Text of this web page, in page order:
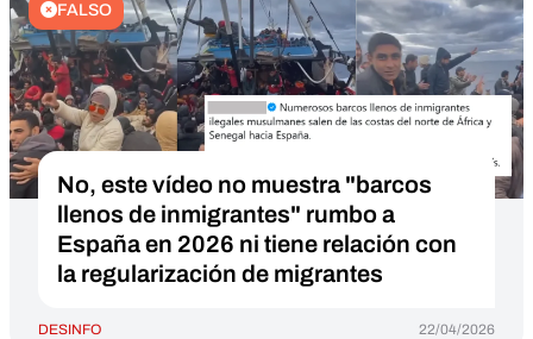
FALSO
No, este vídeo no muestra "barcos
llenos de inmigrantes" rumbo a
España en 2026 ni tiene relación con
la regularización de migrantes
DESINFO 22/04/2026